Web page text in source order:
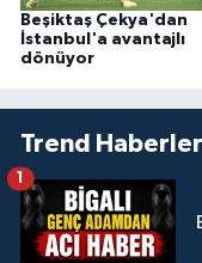
Beşiktaş Çekya'dan
İstanbul'a avantajlı
dönüyor
Trend Haberler
1